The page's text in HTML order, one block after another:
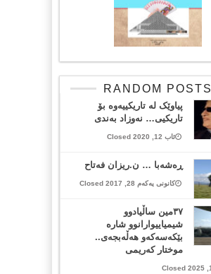
RANDOM POSTS
پیاوێک لە تاریکییەوە بۆ
تاریکیی… نەوزاد بەندی
ئاب 12, 2020 Closed
ڕەشەبا … ن.ریزان فەتاح
کانونی یەکەم 28, 2017 Closed
٣٧مین ساڵیادوو
شیمیاییوارانوو شارە
بێکەسەکەو هەڵەبجەی..
موختار کەریمی